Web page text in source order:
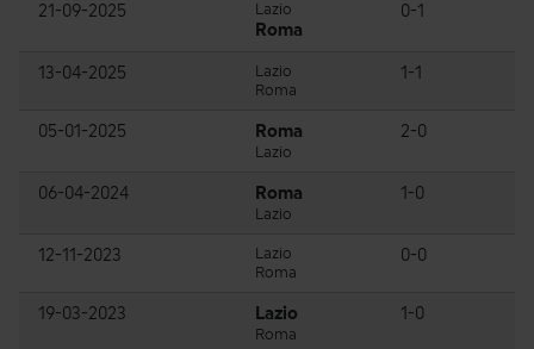
21-09-2025 Lazio
Roma
0-1
13-04-2025
Lazio
Roma
1-1
05-01-2025 Roma
Lazio
2-0
06-04-2024 Roma
Lazio
1-0
12-11-2023
Lazio
Roma
0-0
19-03-2023 Lazio
Roma
1-0